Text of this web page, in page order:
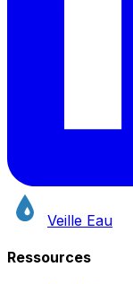
Veille Eau
Ressources